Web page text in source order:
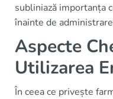
subliniază importanța
înainte de
Aspecte
Utilizarea
În ceea ce privește